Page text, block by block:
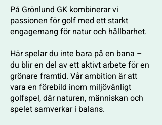
På Grönlund GK kombinerar vi
passionen för golf med ett starkt
engagemang för natur och hållbarhet.
Här spelar du inte bara på en bana –
du blir en del av ett aktivt arbete för en
grönare framtid. Vår ambition är att
vara en förebild inom miljövänligt
golfspel, där naturen, människan och
spelet samverkar i balans.